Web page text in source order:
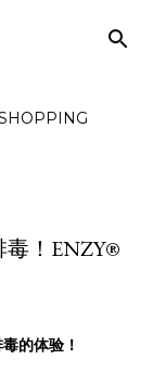
毒！ENZY®
的体验！